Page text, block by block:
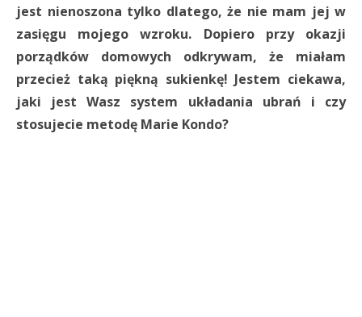
jest nienoszona tylko dlatego, że nie mam jej w
zasięgu mojego wzroku. Dopiero przy okazji
porządków domowych odkrywam, że miałam
przecież taką piękną sukienkę! Jestem ciekawa,
jaki jest Wasz system układania ubrań i czy
stosujecie metodę Marie Kondo?